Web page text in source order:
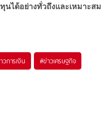
นได้อย่างทั่วถึงและเหมาะสม
วการเงิน #ข่าวเศรษฐกิจ